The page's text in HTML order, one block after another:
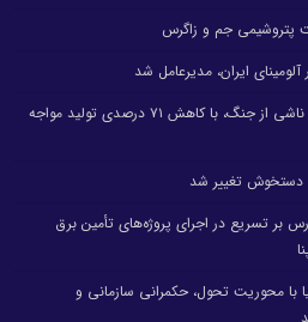
پتروشیمی جم و زاگرس
ایران، مدیرعامل شد
پتروشیمی اروند پس از اختلالات ناشی از جنگ، با کاهش ۷۱ درصدی تولید مواجه
دستخوش تغییر شد
بر تسریع در اجرای پروژه‌های تأمین برق
با محوریت تحول، حکمرانی سازمانی و